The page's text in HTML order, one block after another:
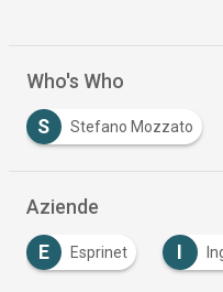
Who's Who
S Stefano Mozzato
Aziende
E Esprinet